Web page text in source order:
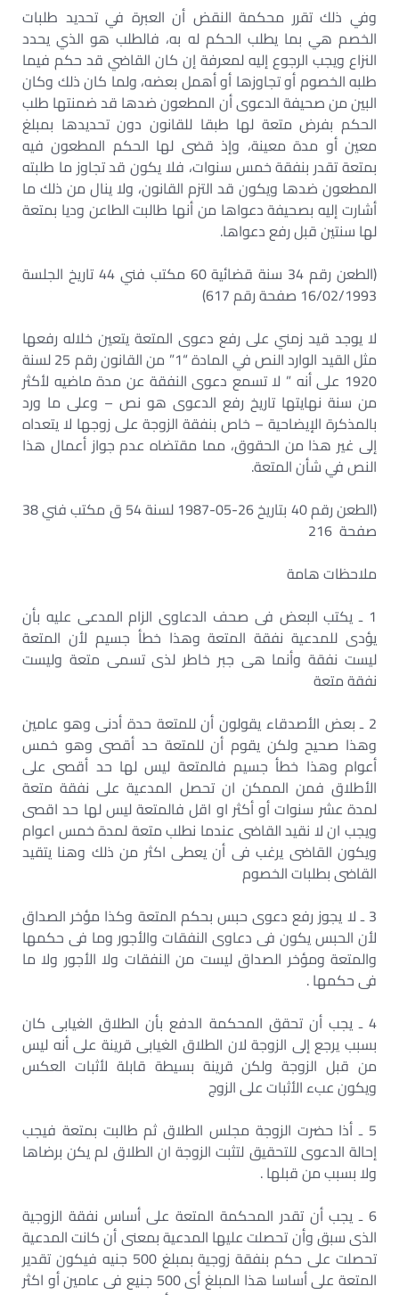
وفي ذلك تقرر محكمة النقض أن العبرة في تحديد طلبات
الخصم هي بما يطلب الحكم له به، فالطلب هو الذي يحدد
النزاع ويجب الرجوع إليه لمعرفة إن كان القاضي قد حكم فيما
طلبه الخصوم أو تجاوزها أو أهمل بعضه، ولما كان ذلك وكان
البين من صحيفة الدعوى أن المطعون ضدها قد ضمنتها طلب
الحكم بفرض متعة لها طبقا للقانون دون تحديدها بمبلغ
معين أو مدة معينة، وإذ قضى لها الحكم المطعون فيه
بمتعة تقدر بنفقة خمس سنوات، فلا يكون قد تجاوز ما طلبته
المطعون ضدها ويكون قد التزم القانون، ولا ينال من ذلك ما
أشارت إليه بصحيفة دعواها من أنها طالبت الطاعن وديا بمتعة
لها سنتين قبل رفع دعواها.
(الطعن رقم 34 سنة قضائية 60 مكتب فني 44 تاريخ الجلسة
16/02/1993 صفحة رقم 617)
لا يوجد قيد زمني على رفع دعوى المتعة يتعين خلاله رفعها
مثل القيد الوارد النص في المادة “1” من القانون رقم 25 لسنة
1920 على أنه ” لا تسمع دعوى النفقة عن مدة ماضيه لأكثر
من سنة نهايتها تاريخ رفع الدعوى هو نص – وعلى ما ورد
بالمذكرة الإيضاحية – خاص بنفقة الزوجة على زوجها لا يتعداه
إلى غير هذا من الحقوق، مما مقتضاه عدم جواز أعمال هذا
النص في شأن المتعة.
(الطعن رقم 40 بتاريخ 26-05-1987 لسنة 54 ق مكتب فني 38
صفحة 216
ملاحظات هامة
1 ـ يكتب البعض فى صحف الدعاوى الزام المدعى عليه بأن
يؤدى للمدعية نفقة المتعة وهذا خطأ جسيم لأن المتعة
ليست نفقة وأنما هى جبر خاطر لذى تسمى متعة وليست
نفقة متعة
2 ـ بعض الأصدقاء يقولون أن للمتعة حدة أدنى وهو عامين
وهذا صحيح ولكن يقوم أن للمتعة حد أقصى وهو خمس
أعوام وهذا خطأ جسيم فالمتعة ليس لها حد أقصى على
الأطلاق فمن الممكن ان تحصل المدعية على نفقة متعة
لمدة عشر سنوات أو أكثر او اقل فالمتعة ليس لها حد اقصى
ويجب ان لا نقيد القاضى عندما نطلب متعة لمدة خمس اعوام
ويكون القاضى يرغب فى أن يعطى اكثر من ذلك وهنا يتقيد
القاضى بطلبات الخصوم
3 ـ لا يجوز رفع دعوى حبس بحكم المتعة وكذا مؤخر الصداق
لأن الحبس يكون فى دعاوى النفقات والأجور وما فى حكمها
والمتعة ومؤخر الصداق ليست من النفقات ولا الأجور ولا ما
فى حكمها .
4 ـ يجب أن تحقق المحكمة الدفع بأن الطلاق الغيابى كان
بسبب يرجع إلى الزوجة لان الطلاق الغيابى قرينة على أنه ليس
من قبل الزوجة ولكن قرينة بسيطة قابلة لأثبات العكس
ويكون عبء الأثبات على الزوج
5 ـ أذا حضرت الزوجة مجلس الطلاق ثم طالبت بمتعة فيجب
إحالة الدعوى للتحقيق لتثبت الزوجة ان الطلاق لم يكن برضاها
ولا بسبب من قبلها .
6 ـ يجب أن تقدر المحكمة المتعة على أساس نفقة الزوجية
الذى سبق وأن تحصلت عليها المدعية بمعنى أن كانت المدعية
تحصلت على حكم بنفقة زوجية بمبلغ 500 جنيه فيكون تقدير
المتعة على أساسا هذا المبلغ أى 500 جنيع فى عامين أو اكثر